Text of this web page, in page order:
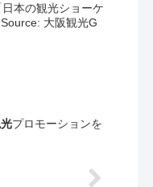
本の観光ショーケ
大阪観光G
プロモーションを